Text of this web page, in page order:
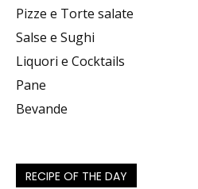
Pizze e Torte salate
Salse e Sughi
Liquori e Cocktails
Pane
Bevande
RECIPE OF THE DAY